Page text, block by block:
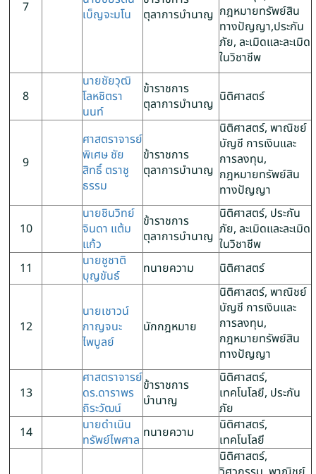
7
เบ็ญจะมโน
ตุลาการบำนาญ กฎหมายทรัพย์สิน
ทางปัญญา,ประกัน
ภัย, ละเมิดและละเมิด
ในวิชาชีพ
8
นายชัยวุฒิ
โลหชิตรา
นนท์
ข้าราชการ
ตุลาการบำนาญ นิติศาสตร์
9
ศาสตราจารย์
พิเศษ ชัย
สิทธิ์ ตราชู
ธรรม
ข้าราชการ
ตุลาการบำนาญ
นิติศาสตร์, พาณิชย์
บัญชี การเงินและ
การลงทุน,
กฎหมายทรัพย์สิน
ทางปัญญา
10
นายชินวิทย์
จินดา แต้ม
แก้ว
ข้าราชการ
ตุลาการบำนาญ
นิติศาสตร์, ประกัน
ภัย, ละเมิดและละเมิด
ในวิชาชีพ
11
นายชูชาติ
บุญขันธ์
ทนายความ นิติศาสตร์
12
นายเชาวน์
กาญจนะ
ไพบูลย์
นักกฎหมาย
นิติศาสตร์, พาณิชย์
บัญชี การเงินและ
การลงทุน,
กฎหมายทรัพย์สิน
ทางปัญญา
13
ศาสตราจารย์
ดร.ดาราพร
ถิระวัฒน์
ข้าราชการ
บำนาญ
นิติศาสตร์,
เทคโนโลยี, ประกัน
ภัย
14
นายดำเนิน
ทรัพย์ไพศาล ทนายความ
นิติศาสตร์,
เทคโนโลยี
นิติศาสตร์,